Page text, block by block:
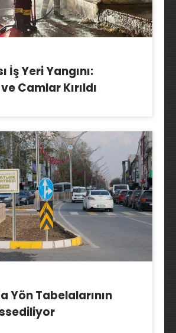
İş Yeri Yangını:
Camlar Kırıldı
Yön Tabelalarının